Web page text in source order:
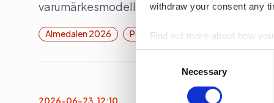
withdraw your consent any
Find out more about how
information about your use
other information that
Necessary
varumärkesmodell Field of Meaning. Först ut
Almedalen 2026 Politik
2026-06-23, 12:10